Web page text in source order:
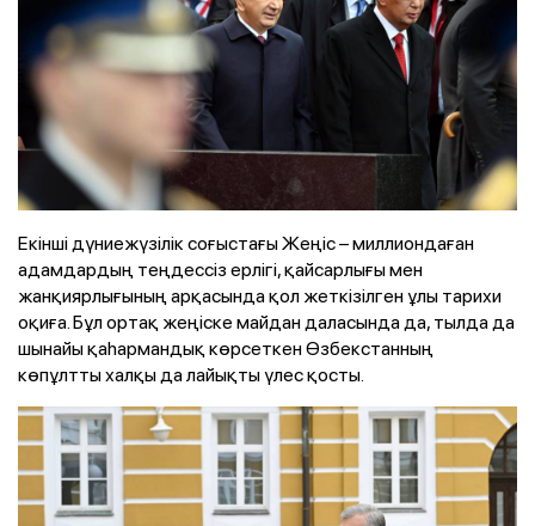
Екінші дүниежүзілік соғыстағы Жеңіс – миллиондаған
адамдардың теңдессіз ерлігі, қайсарлығы мен
жанқиярлығының арқасында қол жеткізілген ұлы тарихи
оқиға. Бұл ортақ жеңіске майдан даласында да, тылда да
шынайы қаһармандық көрсеткен Өзбекстанның
көпұлтты халқы да лайықты үлес қосты.